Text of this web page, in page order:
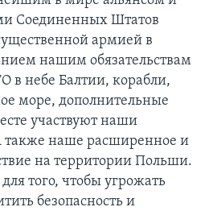
Соединенных Штатов
армией в
нашим обязательствам
в небе Балтии, корабли,
море, дополнительные
участвуют наши
наше расширенное и
на территории Польши.
того, чтобы угрожать
безопасность и